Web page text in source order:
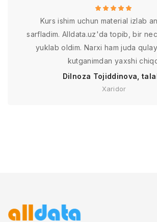
Kurs ishim uchun material izlab
sarfladim. Alldata.uz'da topib, bir
yuklab oldim. Narxi ham juda
kutganimdan yaxshi
Dilnoza Tojiddinova,
Xaridor